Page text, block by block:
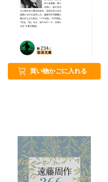
買い物かごに入れる